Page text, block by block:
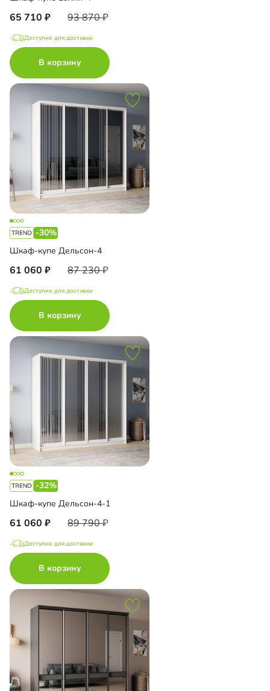
65 710 93 870
Доступно для доставки
В корзину
-30%
Шкаф-купе Дельсон-4
61 060 87 230
Доступно для доставки
В корзину
-32%
Шкаф-купе Дельсон-4-1
61 060 89 790
Доступно для доставки
В корзину